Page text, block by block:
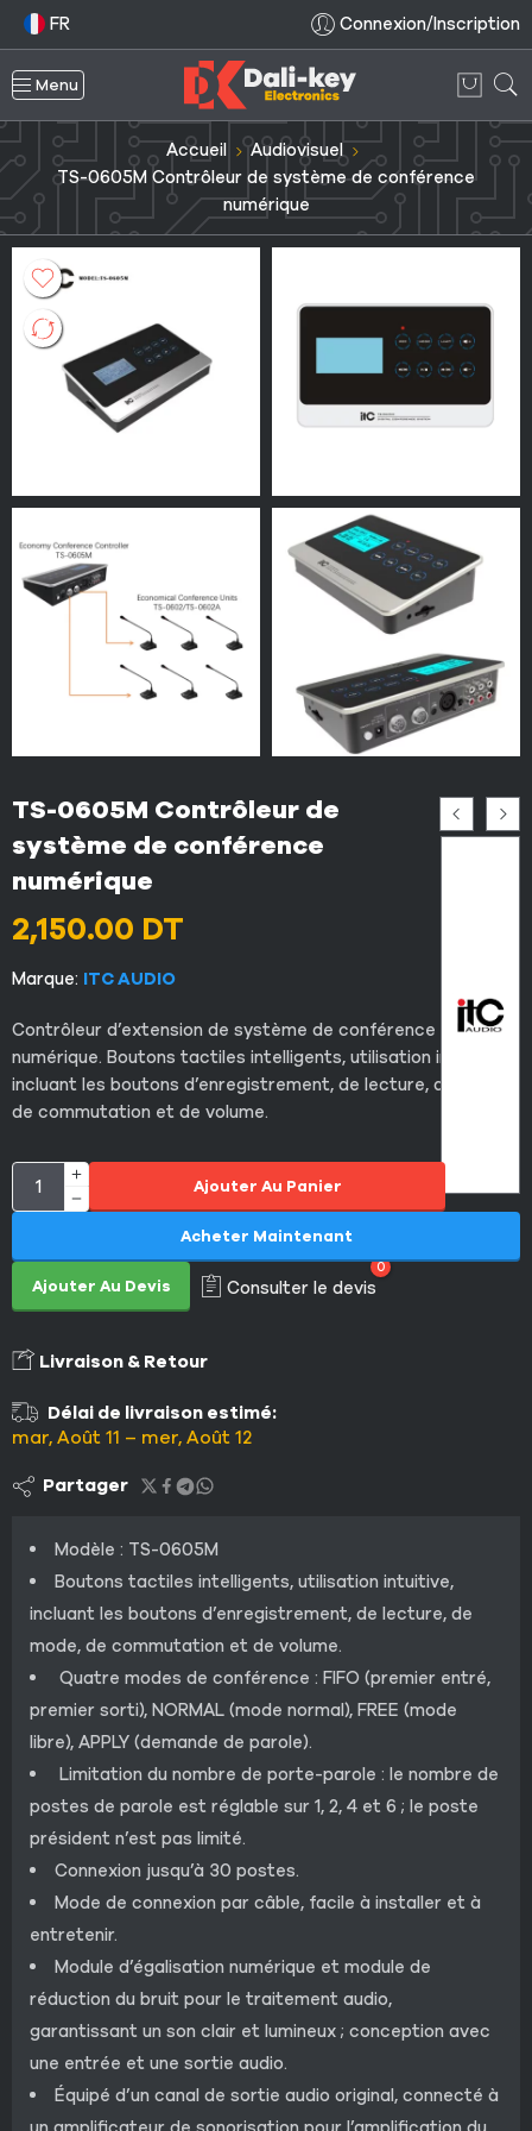
FR Connexion/Inscription
Menu
Accueil
Audiovisuel
TS-0605M Contrôleur de système de conférence
numérique
TS-0605M Contrôleur de
système de conférence
numérique
2,150.00 DT
Marque: ITC AUDIO
Contrôleur d’extension de système de conférence
numérique. Boutons tactiles intelligents, utilisation intuitive,
incluant les boutons d’enregistrement, de lecture, de mode,
de commutation et de volume.
Ajouter Au Panier
Ajouter Au Devis Consulter le devis
0
Acheter Maintenant
Livraison & Retour
Délai de livraison estimé:
mar, Août 11 – mer, Août 12
Partager
Modèle : TS-0605M
Boutons tactiles intelligents, utilisation intuitive,
incluant les boutons d’enregistrement, de lecture, de
mode, de commutation et de volume.
Quatre modes de conférence : FIFO (premier entré,
premier sorti), NORMAL (mode normal), FREE (mode
libre), APPLY (demande de parole).
Limitation du nombre de porte-parole : le nombre de
postes de parole est réglable sur 1, 2, 4 et 6 ; le poste
président n’est pas limité.
Connexion jusqu’à 30 postes.
Mode de connexion par câble, facile à installer et à
entretenir.
Module d’égalisation numérique et module de
réduction du bruit pour le traitement audio,
garantissant un son clair et lumineux ; conception avec
une entrée et une sortie audio.
Équipé d’un canal de sortie audio original, connecté à